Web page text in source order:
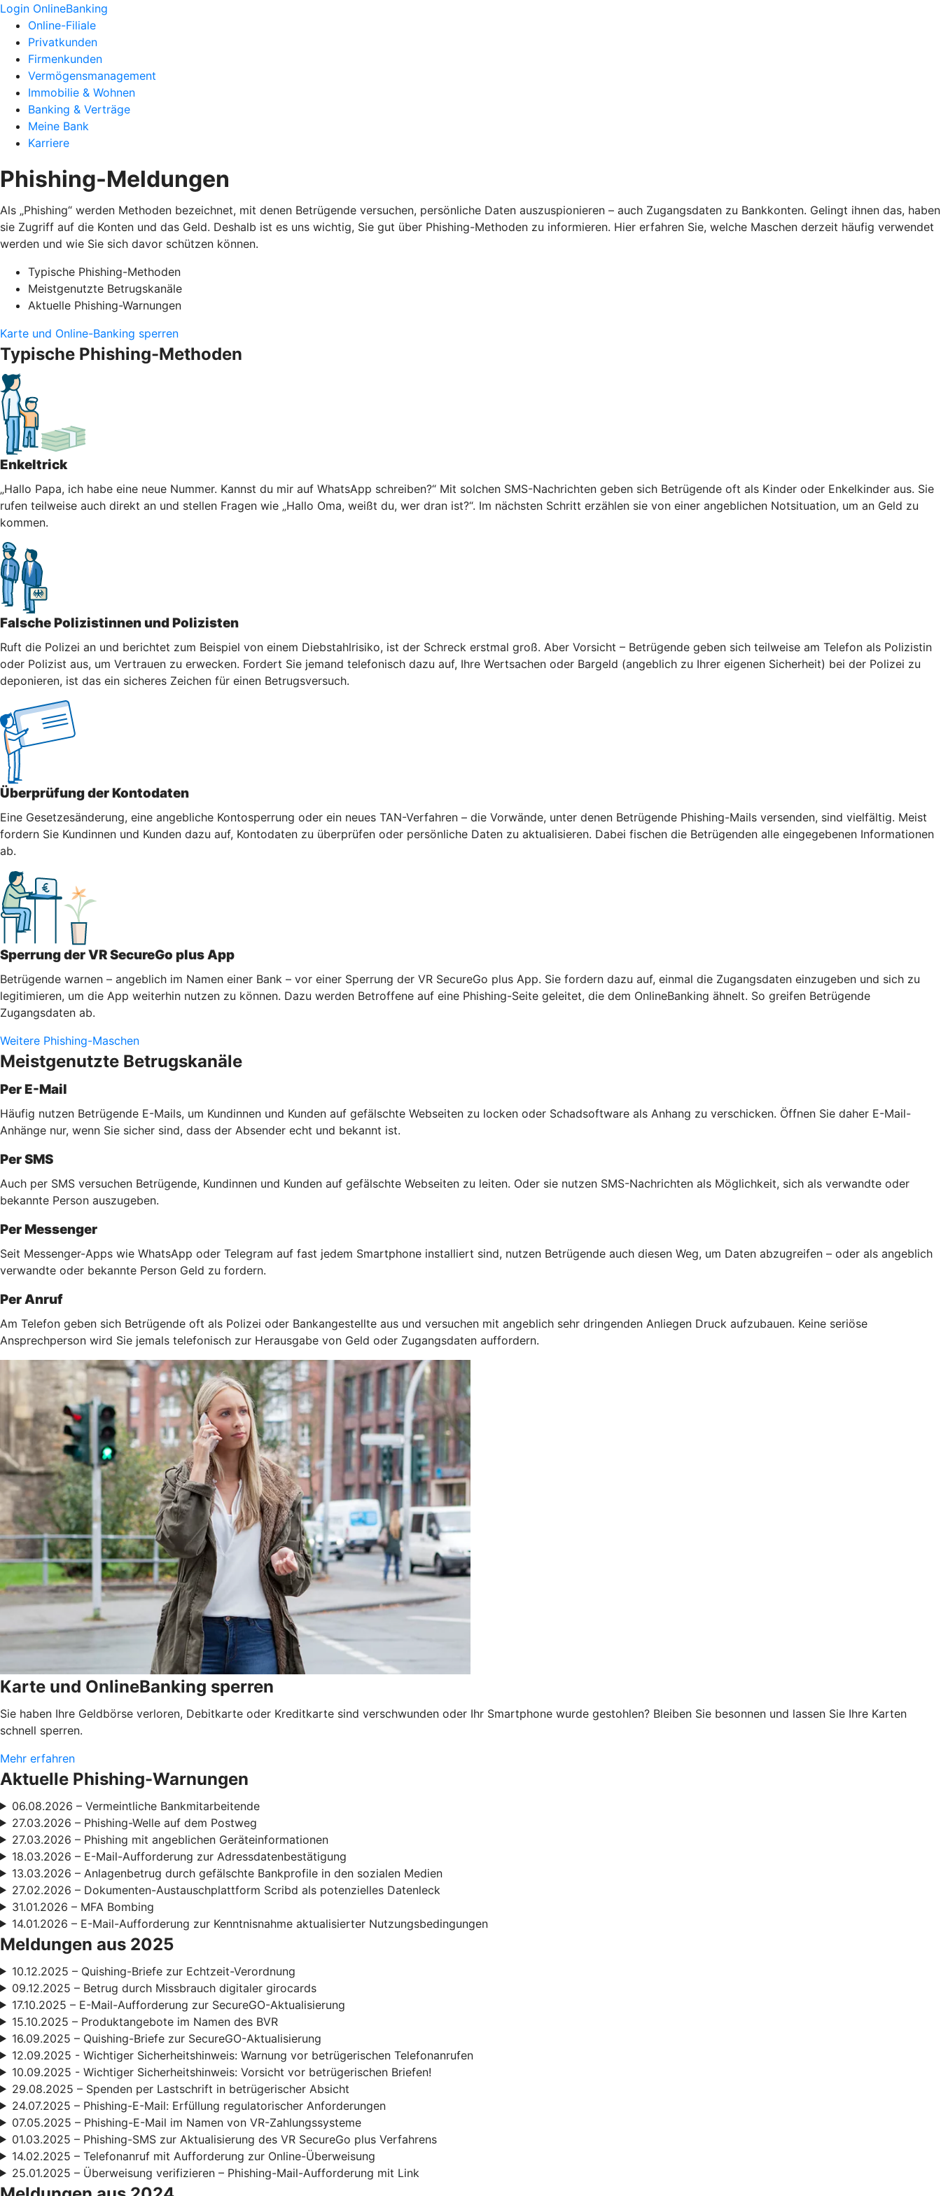
Login OnlineBanking
Online-Filiale
Privatkunden
Firmenkunden
Vermögensmanagement
Immobilie & Wohnen
Banking & Verträge
Meine Bank
Karriere
Phishing-Meldungen
Als „Phishing“ werden Methoden bezeichnet, mit denen Betrügende versuchen, persönliche Daten auszuspionieren – auch Zugangsdaten zu Bankkonten. Gelingt ihnen das, haben
sie Zugriff auf die Konten und das Geld. Deshalb ist es uns wichtig, Sie gut über Phishing-Methoden zu informieren. Hier erfahren Sie, welche Maschen derzeit häufig verwendet
werden und wie Sie sich davor schützen können.
Typische Phishing-Methoden
Meistgenutzte Betrugskanäle
Aktuelle Phishing-Warnungen
Karte und Online-Banking sperren
Typische Phishing-Methoden
Enkeltrick
„Hallo Papa, ich habe eine neue Nummer. Kannst du mir auf WhatsApp schreiben?“ Mit solchen SMS-Nachrichten geben sich Betrügende oft als Kinder oder Enkelkinder aus. Sie
rufen teilweise auch direkt an und stellen Fragen wie „Hallo Oma, weißt du, wer dran ist?“. Im nächsten Schritt erzählen sie von einer angeblichen Notsituation, um an Geld zu
kommen.
Falsche Polizistinnen und Polizisten
Ruft die Polizei an und berichtet zum Beispiel von einem Diebstahlrisiko, ist der Schreck erstmal groß. Aber Vorsicht – Betrügende geben sich teilweise am Telefon als Polizistin
oder Polizist aus, um Vertrauen zu erwecken. Fordert Sie jemand telefonisch dazu auf, Ihre Wertsachen oder Bargeld (angeblich zu Ihrer eigenen Sicherheit) bei der Polizei zu
deponieren, ist das ein sicheres Zeichen für einen Betrugsversuch.
Überprüfung der Kontodaten
Eine Gesetzesänderung, eine angebliche Kontosperrung oder ein neues TAN-Verfahren – die Vorwände, unter denen Betrügende Phishing-Mails versenden, sind vielfältig. Meist
fordern Sie Kundinnen und Kunden dazu auf, Kontodaten zu überprüfen oder persönliche Daten zu aktualisieren. Dabei fischen die Betrügenden alle eingegebenen Informationen
ab.
Sperrung der VR SecureGo plus App
Betrügende warnen – angeblich im Namen einer Bank – vor einer Sperrung der VR SecureGo plus App. Sie fordern dazu auf, einmal die Zugangsdaten einzugeben und sich zu
legitimieren, um die App weiterhin nutzen zu können. Dazu werden Betroffene auf eine Phishing-Seite geleitet, die dem OnlineBanking ähnelt. So greifen Betrügende
Zugangsdaten ab.
Weitere Phishing-Maschen
Meistgenutzte Betrugskanäle
Per E-Mail
Häufig nutzen Betrügende E-Mails, um Kundinnen und Kunden auf gefälschte Webseiten zu locken oder Schadsoftware als Anhang zu verschicken. Öffnen Sie daher E-Mail-
Anhänge nur, wenn Sie sicher sind, dass der Absender echt und bekannt ist.
Per SMS
Auch per SMS versuchen Betrügende, Kundinnen und Kunden auf gefälschte Webseiten zu leiten. Oder sie nutzen SMS-Nachrichten als Möglichkeit, sich als verwandte oder
bekannte Person auszugeben.
Per Messenger
Seit Messenger-Apps wie WhatsApp oder Telegram auf fast jedem Smartphone installiert sind, nutzen Betrügende auch diesen Weg, um Daten abzugreifen – oder als angeblich
verwandte oder bekannte Person Geld zu fordern.
Per Anruf
Am Telefon geben sich Betrügende oft als Polizei oder Bankangestellte aus und versuchen mit angeblich sehr dringenden Anliegen Druck aufzubauen. Keine seriöse
Ansprechperson wird Sie jemals telefonisch zur Herausgabe von Geld oder Zugangsdaten auffordern.
Karte und OnlineBanking sperren
Sie haben Ihre Geldbörse verloren, Debitkarte oder Kreditkarte sind verschwunden oder Ihr Smartphone wurde gestohlen? Bleiben Sie besonnen und lassen Sie Ihre Karten
schnell sperren.
Mehr erfahren
Aktuelle Phishing-Warnungen
06.08.2026 – Vermeintliche Bankmitarbeitende
27.03.2026 – Phishing-Welle auf dem Postweg
27.03.2026 – Phishing mit angeblichen Geräteinformationen
18.03.2026 – E-Mail-Aufforderung zur Adressdatenbestätigung
13.03.2026 – Anlagenbetrug durch gefälschte Bankprofile in den sozialen Medien
27.02.2026 – Dokumenten-Austauschplattform Scribd als potenzielles Datenleck
31.01.2026 – MFA Bombing
14.01.2026 – E-Mail-Aufforderung zur Kenntnisnahme aktualisierter Nutzungsbedingungen
Meldungen aus 2025
10.12.2025 – Quishing-Briefe zur Echtzeit-Verordnung
09.12.2025 – Betrug durch Missbrauch digitaler girocards
17.10.2025 – E-Mail-Aufforderung zur SecureGO-Aktualisierung
15.10.2025 – Produktangebote im Namen des BVR
16.09.2025 – Quishing-Briefe zur SecureGO-Aktualisierung
12.09.2025 - Wichtiger Sicherheitshinweis: Warnung vor betrügerischen Telefonanrufen
10.09.2025 - Wichtiger Sicherheitshinweis: Vorsicht vor betrügerischen Briefen!
29.08.2025 – Spenden per Lastschrift in betrügerischer Absicht
24.07.2025 – Phishing-E-Mail: Erfüllung regulatorischer Anforderungen
07.05.2025 – Phishing-E-Mail im Namen von VR-Zahlungssysteme
01.03.2025 – Phishing-SMS zur Aktualisierung des VR SecureGo plus Verfahrens
14.02.2025 – Telefonanruf mit Aufforderung zur Online-Überweisung
25.01.2025 – Überweisung verifizieren – Phishing-Mail-Aufforderung mit Link